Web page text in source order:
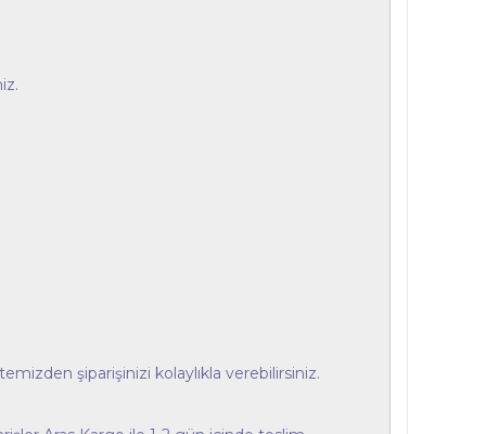
şiparişinizi kolaylıkla verebilirsiniz.